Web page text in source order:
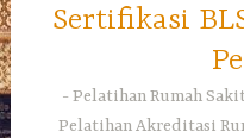
Sertifikasi
Pelatihan Rumah
Pelatihan Akreditasi